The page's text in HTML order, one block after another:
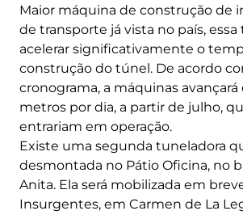
Maior máquina de construção de
de transporte já vista no país, essa
acelerar significativamente o
construção do túnel. De acordo
cronograma, a máquinas avançará
metros por dia, a partir de julho,
entrariam em operação.
Existe uma segunda tuneladora
desmontada no Pátio Oficina, no
Anita. Ela será mobilizada em
Insurgentes, em Carmen de La